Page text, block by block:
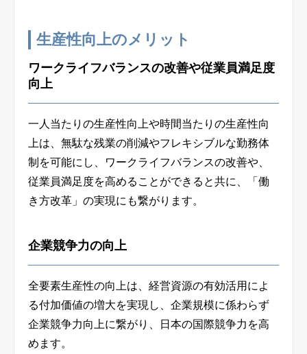
生産性向上のメリット
ワークライフバランスの改善や従業員満足度
向上
一人当たりの生産性向上や時間当たりの生産性向
上は、無駄な残業の削減やフレキシブルな勤務体
制を可能にし、ワークライフバランスの改善や、
従業員満足度を高めることができると共に、「働
き方改革」の実現にも繋がります。
企業競争力の向上
全要素生産性の向上は、経営資源の有効活用によ
る付加価値の増大を実現し、企業規模に係わらず
企業競争力向上に繋がり、日本の国際競争力を高
めます。